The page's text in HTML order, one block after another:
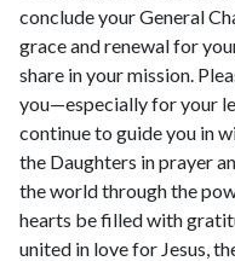
conclude your General
grace and renewal for
share in your mission.
you—especially for your
continue to guide you in
the Daughters in prayer
the world through the
hearts be filled with
united in love for Jesus,